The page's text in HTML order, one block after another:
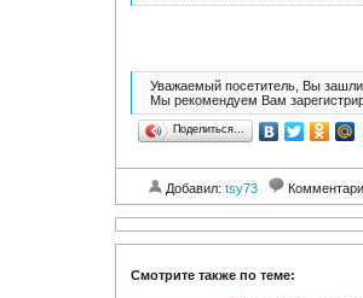
Уважаемый посетитель, Вы зашли
Мы рекомендуем Вам
Поделиться…
Добавил: tsy73
Смотрите также по теме: